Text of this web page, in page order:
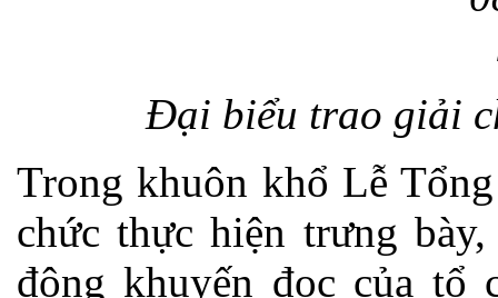
Đại biểu trao giải
Trong khuôn khổ Lễ
chức thực hiện trưng
động khuyến đọc của tổ